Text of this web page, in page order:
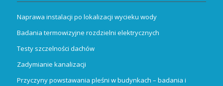
Naprawa instalacji po lokalizacji wycieku wody
Badania termowizyjne rozdzielni elektrycznych
Testy szczelności dachów
Zadymianie kanalizacji
Przyczyny powstawania pleśni w budynkach – badania i